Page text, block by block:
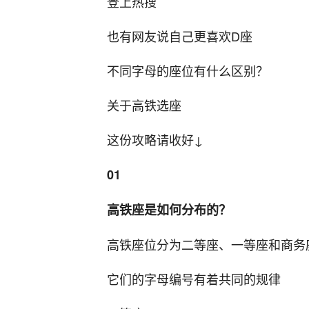
也有网友说自己更喜欢D座
不同字母的座位有什么区别？
关于高铁选座
这份攻略请收好↓
01
高铁座是如何分布的？
高铁座位分为二等座、一等座和商务
它们的字母编号有着共同的规律